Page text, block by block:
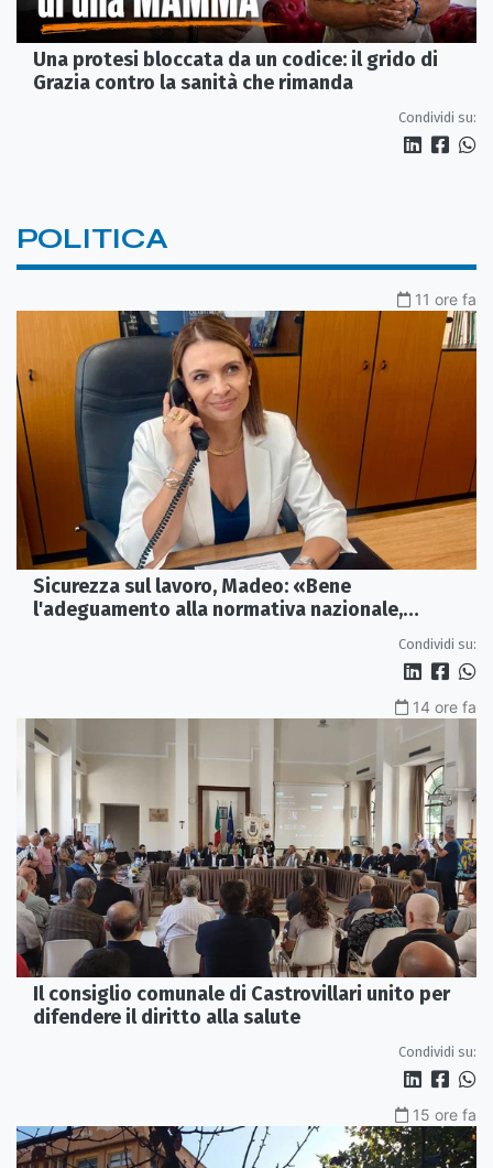
Una protesi bloccata da un codice: il grido di
Grazia contro la sanità che rimanda
Condividi su:
POLITICA
11 ore fa
Sicurezza sul lavoro, Madeo: «Bene
l'adeguamento alla normativa nazionale,
Condividi su:
14 ore fa
Il consiglio comunale di Castrovillari unito per
difendere il diritto alla salute
Condividi su:
15 ore fa